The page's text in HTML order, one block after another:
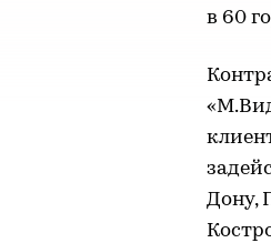
в 60
Дону,